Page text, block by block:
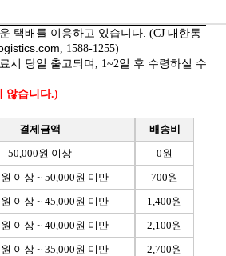
택배를 이용하고 있습니다. (CJ 대한통
, 1588-1255)
시 당일 출고되며, 1~2일 후 수령하실 수
않습니다.)
결제금액
배송비
50,000원 이상
0원
이상 ~ 50,000원 미만
700원
이상 ~ 45,000원 미만
1,400원
이상 ~ 40,000원 미만
2,100원
이상 ~ 35,000원 미만
2,700원